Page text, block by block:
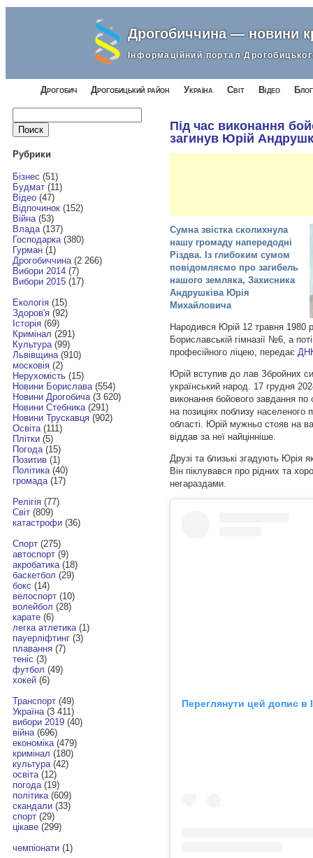
Дрогобиччина — новини
Інформаційний портал
Дрогобич Дрогобицький район Україна Світ Відео
Найти:
Рубрики
Бізнес (51)
Будмат(11)
Відео(47)
Відпочинок(152)
Війна(53)
Влада(137)
Господарка(380)
Гурман(1)
Дрогобиччина(2 266)
Вибори 2014(7)
Вибори 2015(17)
Екологія(15)
Здоров'я(92)
Історія(69)
Кримінал (291)
Культура(99)
Львівщина(910)
московія(2)
Нерухомість(15)
Новини Борислава(554)
Новини Дрогобича(3 620)
Новини Стебника(291)
Новини Трускавця(902)
Освіта(111)
Плітки(5)
Погода(15)
Позитив(1)
Політика(40)
громада(17)
Релігія(77)
Світ(809)
катастрофи(36)
Спорт(275)
автоспорт(9)
акробатика(18)
баскетбол (29)
бокс (14)
велоспорт(10)
волейбол (28)
карате(6)
легка атлетика(1)
пауерліфтинг(3)
плавання(7)
теніс (3)
футбол (49)
хокей(6)
Транспорт(49)
Україна(3 411)
вибори 2019(40)
війна(696)
економіка(479)
кримінал (180)
культура(42)
освіта(12)
погода(19)
політика(609)
скандали(33)
спорт(29)
цікаве(299)
чемпіонати(1)
Під час виконання
загинув Юрій
Сумна звістка сколихнула
нашу громаду напередодні
Різдва. Із глибоким сумом
повідомляємо про загибель
нашого земляка, Захисника
Андрушківа Юрія
Михайловича
Народився Юрій 12 травня 1980
Бориславській гімназії №6, а
професійного ліцею, передає
Юрій вступив до лав Збройних
український народ. 17 грудня
виконання бойового завдання по
на позиціях поблизу населеного
області. Юрій мужньо стояв на
віддав за неї найцінніше.
Друзі та близькі згадують Юрія
Він піклувався про рідних та
негараздами.
Переглянути цей допис в